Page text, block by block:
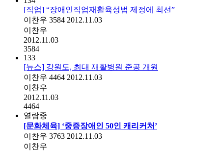
[직업] “장애인직업재활육성법 제정에 최선”
이찬우 3584 2012.11.03
이찬우
2012.11.03
3584
133
[뉴스] 강원도, 최대 재활병원 준공 개원
이찬우 4464 2012.11.03
이찬우
2012.11.03
4464
열람중
[문화체육] ‘중증장애인 50인 캐리커처’
이찬우 3763 2012.11.03
이찬우